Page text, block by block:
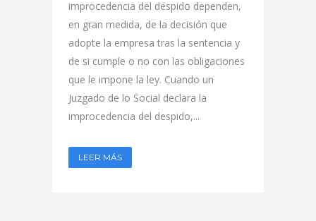
improcedencia del despido dependen,
en gran medida, de la decisión que
adopte la empresa tras la sentencia y
de si cumple o no con las obligaciones
que le impone la ley. Cuando un
Juzgado de lo Social declara la
improcedencia del despido,...
LEER MÁS